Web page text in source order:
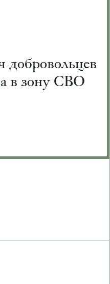
добровольцев
в зону СВО